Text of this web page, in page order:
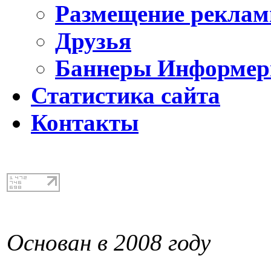
Размещение
Друзья
Баннеры
Статистика сайта
Контакты
Основан в 2008 году